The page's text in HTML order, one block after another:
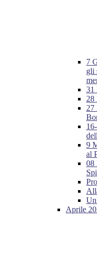
7
gli
31
28
27
9
al
08
Aprile